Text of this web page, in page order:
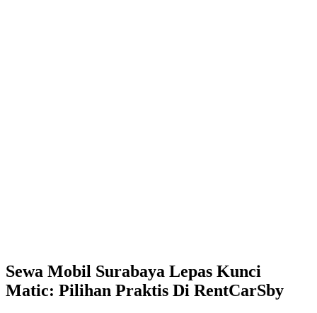
Sewa Mobil Surabaya Lepas Kunci
Matic: Pilihan Praktis Di RentCarSby